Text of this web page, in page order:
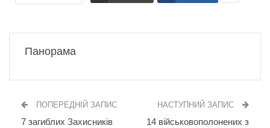
Панорама
ПОПЕРЕДНІЙ ЗАПИС
7 загиблих Захисників
НАСТУПНИЙ ЗАПИС
14 військовополонених з